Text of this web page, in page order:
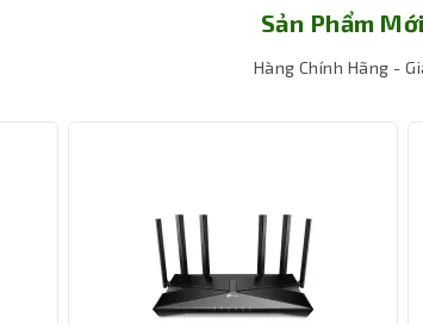
nội bộ hoặc router cổng WAN tốc độ cao.
Sản Phẩm
Hàng Chính Hãng -